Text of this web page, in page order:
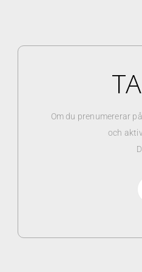
Om du prenumererar
och